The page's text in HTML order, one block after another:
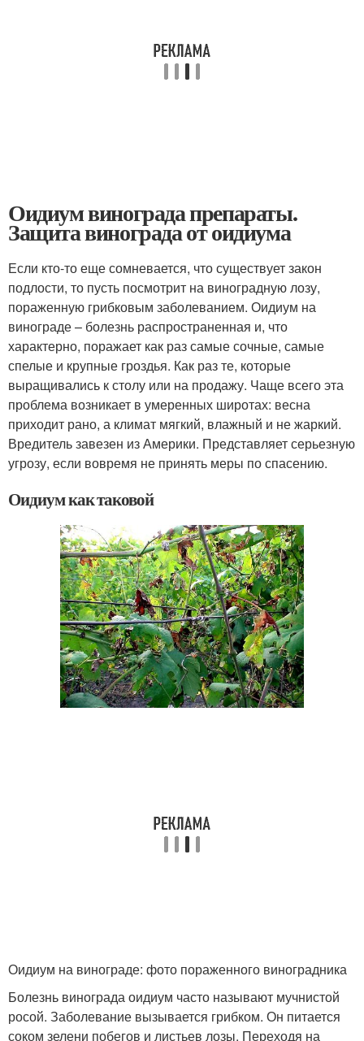
Оидиум винограда препараты.
Защита винограда от оидиума
Если кто-то еще сомневается, что существует закон
подлости, то пусть посмотрит на виноградную лозу,
пораженную грибковым заболеванием. Оидиум на
винограде – болезнь распространенная и, что
характерно, поражает как раз самые сочные, самые
спелые и крупные гроздья. Как раз те, которые
выращивались к столу или на продажу. Чаще всего эта
проблема возникает в умеренных широтах: весна
приходит рано, а климат мягкий, влажный и не жаркий.
Вредитель завезен из Америки. Представляет серьезную
угрозу, если вовремя не принять меры по спасению.
Оидиум как таковой
Оидиум на винограде: фото пораженного виноградника
Болезнь винограда оидиум часто называют мучнистой
росой. Заболевание вызывается грибком. Он питается
соком зелени побегов и листьев лозы. Переходя на